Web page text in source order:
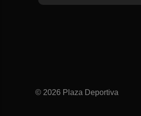
© 2026 Plaza Deportiva